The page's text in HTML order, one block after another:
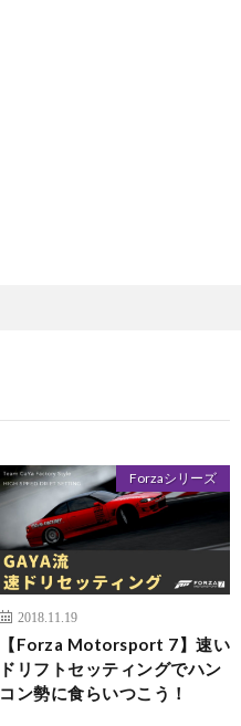
Forzaシリーズ
2018.11.19
【Forza Motorsport 7】速い
ドリフトセッティングでハン
コン勢に食らいつこう！